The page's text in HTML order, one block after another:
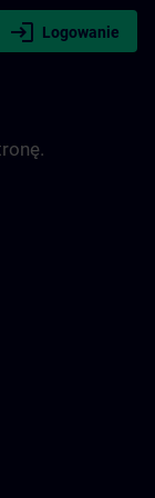
login Logowanie